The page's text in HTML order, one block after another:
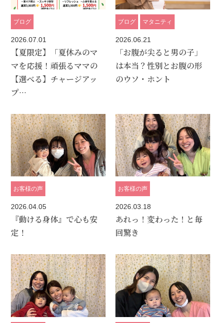
ブログ
2026.07.01
【夏限定】「夏休みのマ
マを応援！頑張るママの
【選べる】チャージアッ
プ…
ブログ マタニティ
2026.06.21
「お腹が尖ると男の子」
は本当？性別とお腹の形
のウソ・ホント
お客様の声
2026.04.05
『動ける身体』で心も安
定！
お客様の声
2026.03.18
あれっ！変わった！と毎
回驚き